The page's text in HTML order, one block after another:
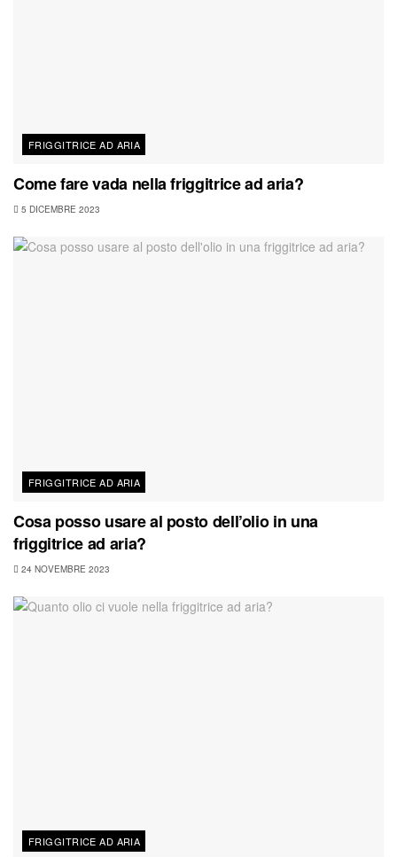
FRIGGITRICE AD ARIA
Come fare vada nella friggitrice ad aria?
5 DICEMBRE 2023
FRIGGITRICE AD ARIA
Cosa posso usare al posto dell’olio in una
friggitrice ad aria?
24 NOVEMBRE 2023
FRIGGITRICE AD ARIA